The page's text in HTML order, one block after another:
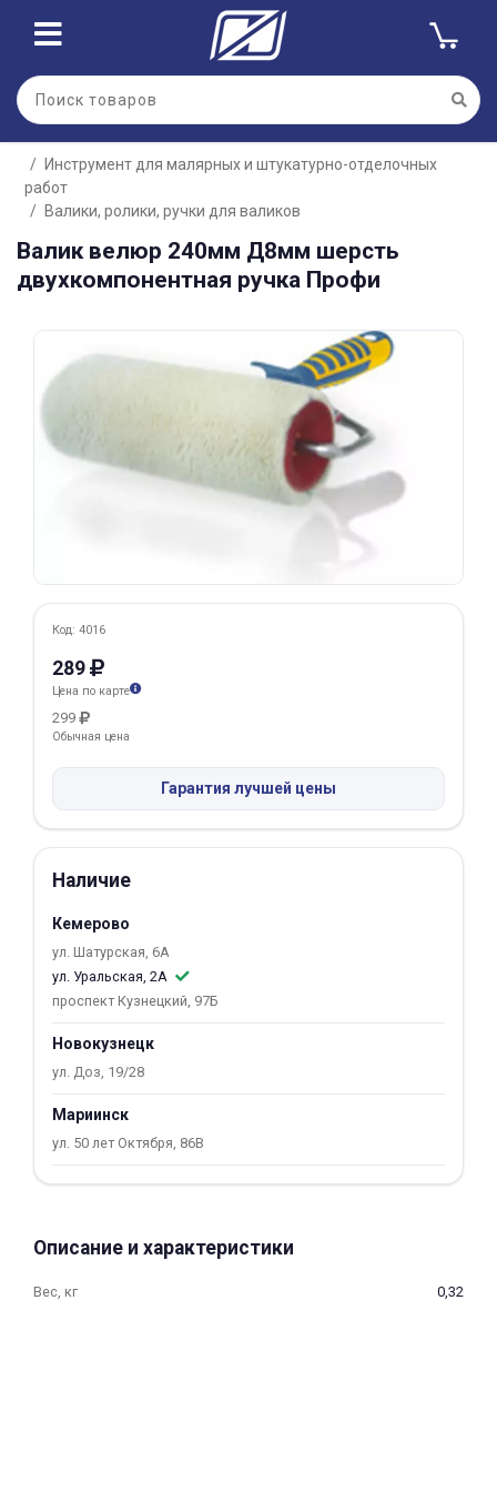
Инструмент для малярных и штукатурно-отделочных
работ
Валики, ролики, ручки для валиков
Валик велюр 240мм Д8мм шерсть
двухкомпонентная ручка Профи
Код: 4016
289
Цена по карте
299
Обычная цена
Гарантия лучшей цены
Наличие
Кемерово
ул. Шатурская, 6А
ул. Уральская, 2А
проспект Кузнецкий, 97Б
Новокузнецк
ул. Доз, 19/28
Мариинск
ул. 50 лет Октября, 86В
Описание и характеристики
Вес, кг 0,32
Для клиентов всех банков
Разбейте
оплатуна части
без переплат
25
Оплачивайте сегодня только
25% картой любого банка
Получайте товар
Оставшиеся75% будут
по25%
Подробнее
об оплате Плайтом
раз в 2
plait.ru